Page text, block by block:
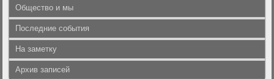
Общество и мы
Последние события
На заметку
Архив записей